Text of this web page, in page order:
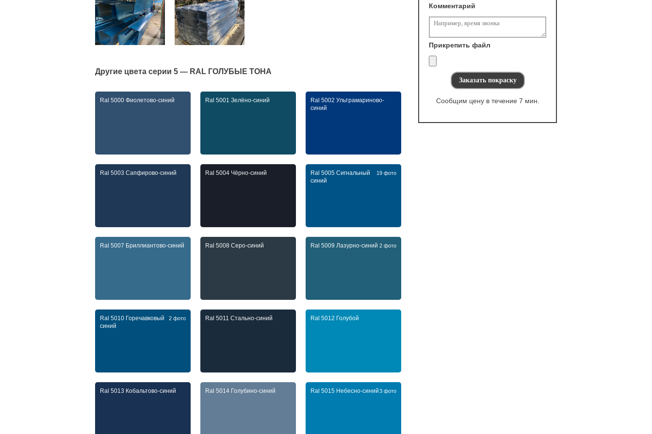
Другие цвета серии 5 — RAL ГОЛУБЫЕ ТОНА
Ral 5000 Фиолетово-синий Ral 5001 Зелёно-синий
Ral 5002 Ультрамариново-
синий
Ral 5003 Сапфирово-синий Ral 5004 Чёрно-синий
Ral 5005 Сигнальный
синий
19 фото
Ral 5007 Бриллиантово-синий Ral 5008 Серо-синий Ral 5009 Лазурно-синий 2 фото
Ral 5010 Горечавковый
синий
2 фото Ral 5011 Стально-синий Ral 5012 Голубой
Ral 5013 Кобальтово-синий Ral 5014 Голубино-синий Ral 5015 Небесно-синий3 фото
Комментарий
Прикрепить файл
Сообщим цену в течение 7 мин.